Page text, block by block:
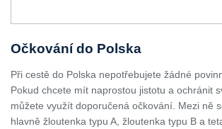
Očkování do Polska
Při cestě do Polska nepotřebujete žádné
Pokud chcete mít naprostou jistotu a ochránit
můžete využít doporučená očkování. Mezi ně
hlavně žloutenka typu A, žloutenka typu B a